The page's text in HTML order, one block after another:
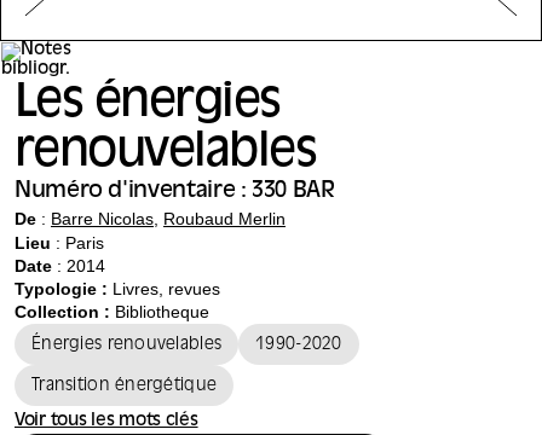
Les énergies
renouvelables
Numéro d'inventaire : 330 BAR
De : Barre Nicolas Roubaud Merlin
Lieu : Paris
Date : 2014
Typologie : Livres, revues
Collection : Bibliotheque
Énergies renouvelables 1990-2020
Transition énergétique
Voir tous les mots clés